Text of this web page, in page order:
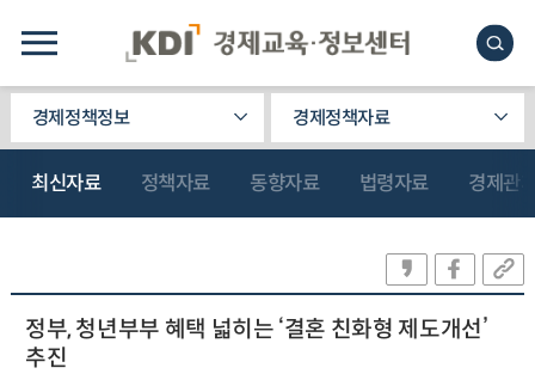
경제정책정보 경제정책자료
최신자료 정책자료 동향자료 법령자료 경제관
정부, 청년부부 혜택 넓히는 ‘결혼 친화형 제도개선’
추진